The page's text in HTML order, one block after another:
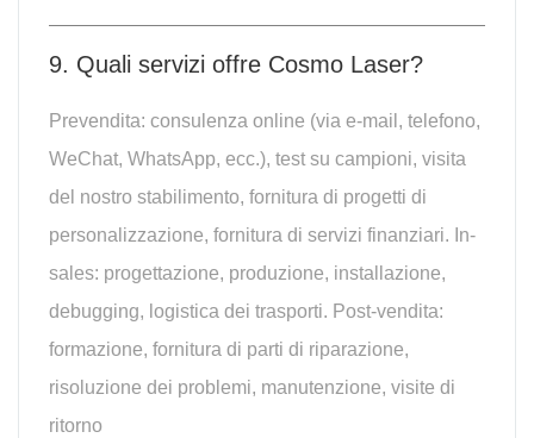
9. Quali servizi offre Cosmo Laser?
Prevendita: consulenza online (via e-mail, telefono,
WeChat, WhatsApp, ecc.), test su campioni, visita
del nostro stabilimento, fornitura di progetti di
personalizzazione, fornitura di servizi finanziari. In-
sales: progettazione, produzione, installazione,
debugging, logistica dei trasporti. Post-vendita:
formazione, fornitura di parti di riparazione,
risoluzione dei problemi, manutenzione, visite di
ritorno